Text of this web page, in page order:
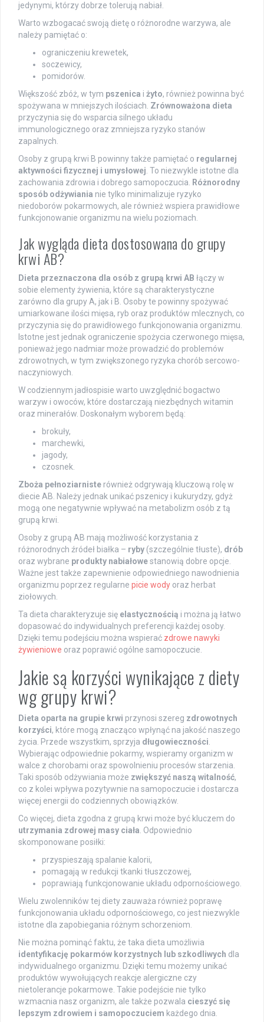
jedynymi, którzy dobrze tolerują nabiał.
Warto wzbogacać swoją dietę o różnorodne warzywa, ale
należy pamiętać o:
ograniczeniu krewetek,
soczewicy,
pomidorów.
Większość zbóż, w tym pszenica i żyto, również powinna być
spożywana w mniejszych ilościach. Zrównoważona dieta
przyczynia się do wsparcia silnego układu
immunologicznego oraz zmniejsza ryzyko stanów
zapalnych.
Osoby z grupą krwi B powinny także pamiętać o regularnej
aktywności fizycznej i umysłowej . To niezwykle istotne dla
zachowania zdrowia i dobrego samopoczucia.
Różnorodny
sposób odżywiania nie tylko minimalizuje ryzyko
niedoborów pokarmowych, ale również wspiera prawidłowe
funkcjonowanie organizmu na wielu poziomach.
Jak wygląda dieta dostosowana do grupy
krwi AB?
Dieta przeznaczona dla osób z grupą krwi AB łączy w
sobie elementy żywienia, które są charakterystyczne
zarówno dla grupy A, jak i B. Osoby te powinny spożywać
umiarkowane ilości mięsa, ryb oraz produktów mlecznych, co
przyczynia się do prawidłowego funkcjonowania organizmu.
Istotne jest jednak ograniczenie spożycia czerwonego mięsa,
ponieważ jego nadmiar może prowadzić do problemów
zdrowotnych, w tym zwiększonego ryzyka chorób sercowo-
naczyniowych.
W codziennym jadłospisie warto uwzględnić bogactwo
warzyw i owoców, które dostarczają niezbędnych witamin
oraz minerałów. Doskonałym wyborem będą:
brokuły,
marchewki,
jagody,
czosnek.
Zboża pełnoziarniste również odgrywają kluczową rolę w
diecie AB. Należy jednak unikać pszenicy i kukurydzy, gdyż
mogą one negatywnie wpływać na metabolizm osób z tą
grupą krwi.
Osoby z grupą AB mają możliwość korzystania z
różnorodnych źródeł białka – ryby (szczególnie tłuste), drób
oraz wybrane produkty nabiałowestanowią dobre opcje.
Ważne jest także zapewnienie odpowiedniego nawodnienia
organizmu poprzez regularne picie wody oraz herbat
ziołowych.
Ta dieta charakteryzuje się elastycznością i można ją łatwo
dopasować do indywidualnych preferencji każdej osoby.
Dzięki temu podejściu można wspierać zdrowe nawyki
żywieniowe oraz poprawić ogólne samopoczucie.
Jakie są korzyści wynikające z diety
wg grupy krwi?
Dieta oparta na grupie krwi przynosi szereg zdrowotnych
korzyści, które mogą znacząco wpłynąć na jakość naszego
życia. Przede wszystkim, sprzyja długowieczności
Wybierając odpowiednie pokarmy, wspieramy organizm w
walce z chorobami oraz spowolnieniu procesów starzenia.
Taki sposób odżywiania może zwiększyć naszą witalność,
co z kolei wpływa pozytywnie na samopoczucie i dostarcza
więcej energii do codziennych obowiązków.
Co więcej, dieta zgodna z grupą krwi może być kluczem do
utrzymania zdrowej masy ciała . Odpowiednio
skomponowane posiłki:
przyspieszają spalanie kalorii,
pomagają w redukcji tkanki tłuszczowej,
poprawiają funkcjonowanie układu odpornościowego.
Wielu zwolenników tej diety zauważa również poprawę
funkcjonowania układu odpornościowego, co jest niezwykle
istotne dla zapobiegania różnym schorzeniom.
Nie można pominąć faktu, że taka dieta umożliwia
identyfikację pokarmów korzystnych lub szkodliwych dla
indywidualnego organizmu. Dzięki temu możemy unikać
produktów wywołujących reakcje alergiczne czy
nietolerancje pokarmowe. Takie podejście nie tylko
wzmacnia nasz organizm, ale także pozwala cieszyć się
lepszym zdrowiem i samopoczuciem każdego dnia.